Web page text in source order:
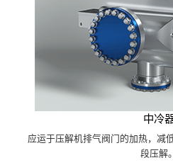
中冷
应运于压解机排气阀门的加热，减
段压解。